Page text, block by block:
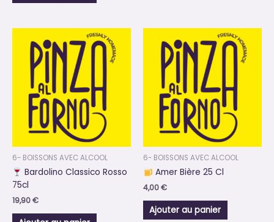
6- BOISSONS AVEC ALCOOL
Bardolino Classico Rosso
75cl
19,90€
6- BOISSONS AVEC ALCOOL
Amer Bière 25 Cl
4,00€
Ajouter au panier